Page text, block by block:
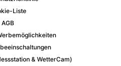
Liste
AGB
& WetterCam)